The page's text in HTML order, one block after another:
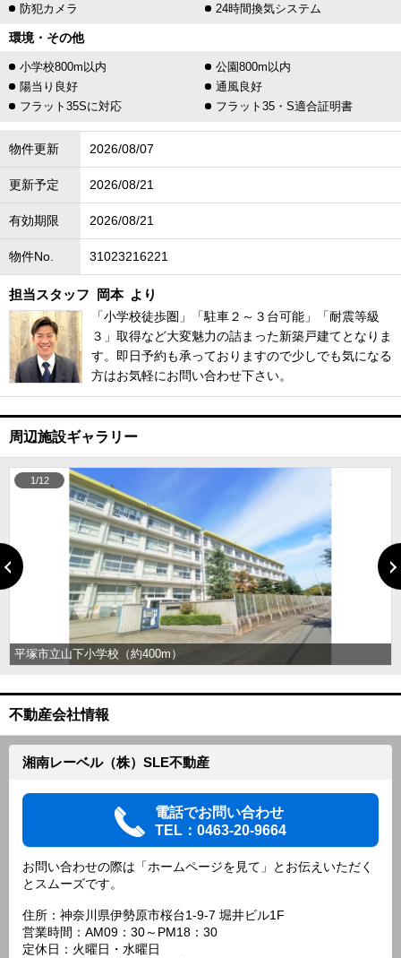
防犯カメラ 24時間換気システム
環境・その他
小学校800m以内
公園800m以内
陽当り良好
通風良好
フラット35Sに対応
フラット35・S適合証明書
物件更新 2026/08/07
更新予定 2026/08/21
有効期限 2026/08/21
物件No. 31023216221
担当スタッフ 岡本 より
「小学校徒歩圏」「駐車２～３台可能」「耐震等級
３」取得など大変魅力の詰まった新築戸建てとなりま
す。即日予約も承っておりますので少しでも気になる
方はお気軽にお問い合わせ下さい。
周辺施設ギャラリー
平塚市立山下小学校（約400m）
1/12
不動産会社情報
湘南レーベル（株）SLE不動産
電話でお問い合わせ
TEL：0463-20-9664
お問い合わせの際は「ホームページを見て」とお伝えいただく
とスムーズです。
住所：神奈川県伊勢原市桜台1-9-7 堀井ビル1F
営業時間：AM09：30～PM18：30
定休日：火曜日・水曜日